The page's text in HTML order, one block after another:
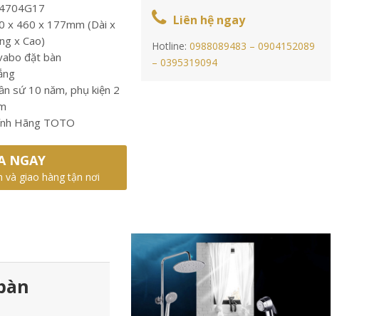
x 460 x 177mm (Dài x
x Cao)
đặt bàn
sứ 10 năm, phụ kiện 2
Hãng TOTO
NGAY
và giao hàng tận nơi
Liên hệ ngay
Hotline: 0988089483 – 0904152089
– 0395319094